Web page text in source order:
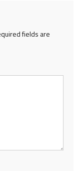
fields are